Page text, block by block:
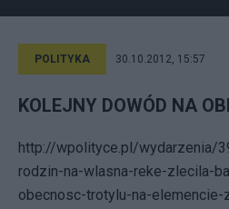
POLITYKA 30.10.2012, 15:57
KOLEJNY DOWÓD NA
http://wpolityce.pl/wydarzenia/
rodzin-na-wlasna-reke-zlecila-
obecnosc-trotylu-na-